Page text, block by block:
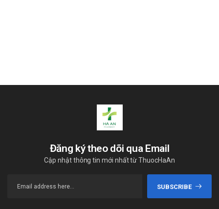
Đăng ký theo dõi qua Email
Cập nhật thông tin mới nhất từ ThuocHaAn
SUBSCRIBE